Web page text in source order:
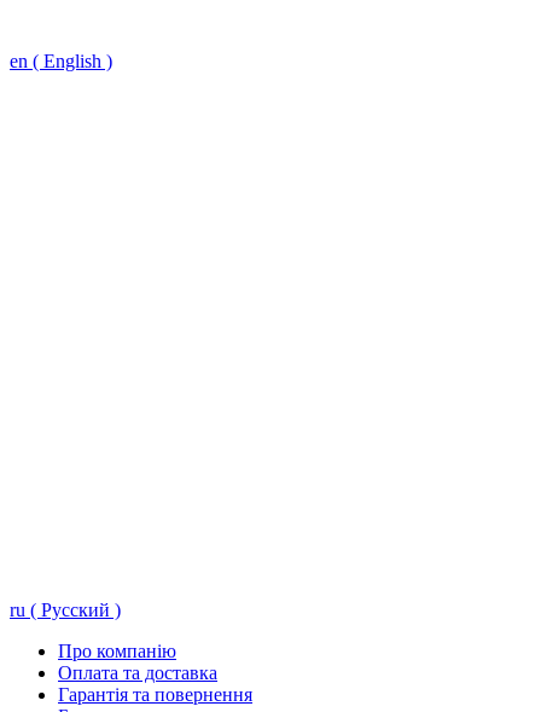
en ( English )
ru ( Русский )
Про компанію
Оплата та доставка
Гарантія та повернення